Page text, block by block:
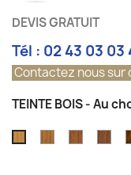
DEVIS GRATUIT
Tél : 02 43 03 03
Contactez nous sur
TEINTE BOIS - Au
ChêneChêne